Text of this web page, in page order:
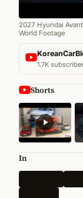
2027 Hyundai
World Footage
1.7K
Shorts
In